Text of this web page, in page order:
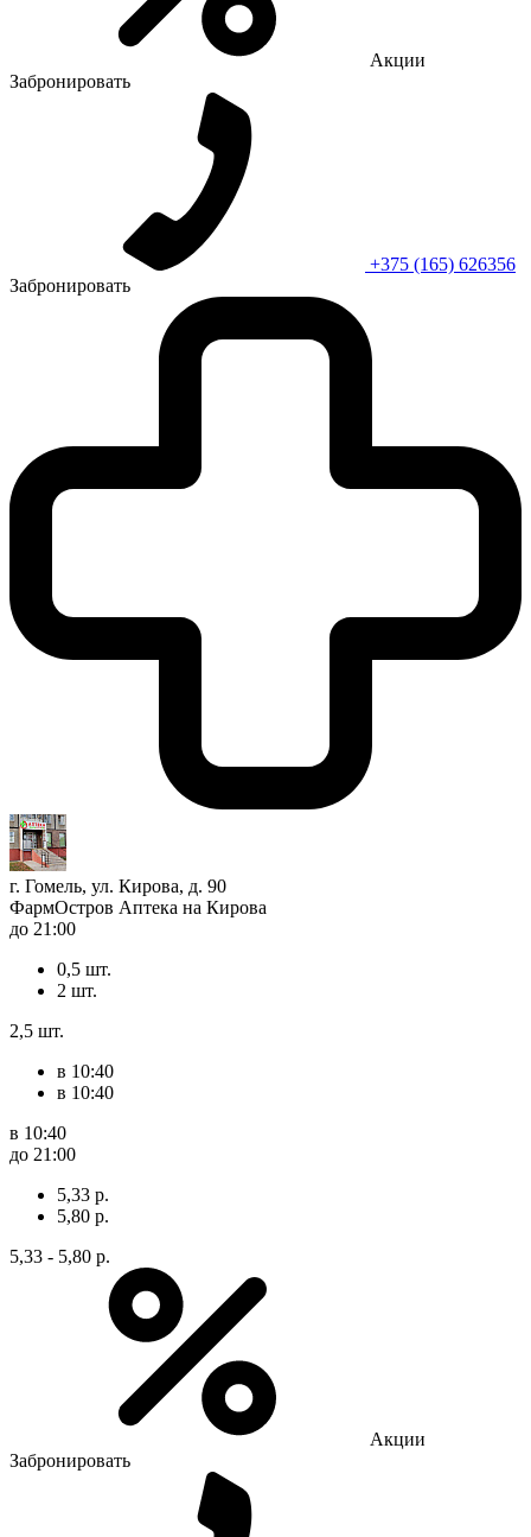
Акции
Забронировать
+375 (165) 626356
Забронировать
г. Гомель, ул. Кирова, д. 90
ФармОстров Аптека на Кирова
до 21:00
0,5 шт.
2 шт.
2,5 шт.
в 10:40
в 10:40
в 10:40
до 21:00
5,33 р.
5,80 р.
5,33 - 5,80 р.
Акции
Забронировать